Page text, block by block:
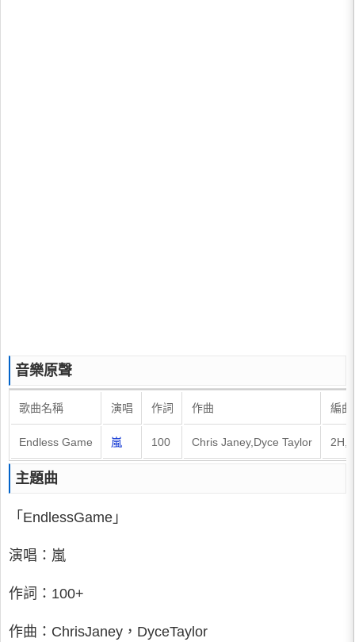
音樂原聲
歌曲名稱 演唱 作詞 作曲 編曲
Endless Game 嵐 100 Chris Janey,Dyce Taylor
主題曲
「EndlessGame」
演唱：嵐
作詞：100+
作曲：ChrisJaney，DyceTaylor